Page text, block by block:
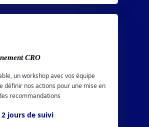
CRO
un workshop avec vos équipe
définir nos actions pour une mise en
recommandations
jours de suivi